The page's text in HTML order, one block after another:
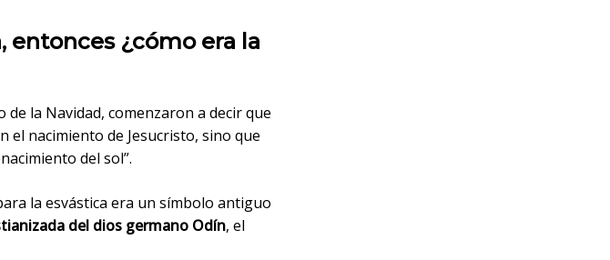
entonces ¿cómo era la
la Navidad, comenzaron a decir que
el nacimiento de Jesucristo, sino que
del sol”.
la esvástica era un símbolo antiguo
del dios germano Odín, el